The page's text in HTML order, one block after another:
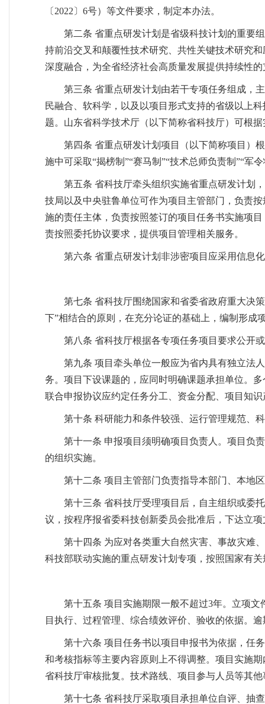
〔2022〕6号）等文件要求，制定本办法。
第二条 省重点研发计划是省级科技计划的重要
持前沿交叉和颠覆性技术研究、共性关键技术研究
深度融合，为全省经济社会高质量发展提供持续性
第三条 省重点研发计划由若干专项任务组成，
民融合、软科学，以及以项目形式支持的省级以上
题。山东省科学技术厅（以下简称省科技厅）可根
第四条 省重点研发计划项目（以下简称项目）
施中可采取“揭榜制”“赛马制”“技术总师负责制”“军
第五条 省科技厅牵头组织实施省重点研发计划
技局以及中央驻鲁单位可作为项目主管部门，负责
施的责任主体，负责按照签订的项目任务书实施项
责按照委托协议要求，提供项目管理相关服务。
第六条 省重点研发计划非涉密项目应采用信息
第七条 省科技厅围绕国家和省委省政府重大决
下”相结合的原则，在充分论证的基础上，编制形成
第八条 省科技厅根据各专项任务项目要求公开
第九条 项目牵头单位一般应为省内具有独立法
务。项目下设课题的，应同时明确课题承担单位。
联合申报协议应约定任务分工、资金分配、项目知
第十条 科研能力和条件较强、运行管理规范、
第十一条 申报项目须明确项目负责人。项目负
的组织实施。
第十二条 项目主管部门负责指导本部门、本地
第十三条 省科技厅受理项目后，自主组织或委
议，按程序报省委科技创新委员会批准后，下达立
第十四条 为应对各类重大自然灾害、事故灾难
科技部联动实施的重点研发计划专项，按照国家有
第十五条 项目实施期限一般不超过3年。立项
目执行、过程管理、综合绩效评价、验收的依据。
第十六条 项目任务书以项目申报书为依据，任
和考核指标等主要内容原则上不得调整。项目实施
省科技厅审核批复。技术路线、项目参与人员等其
第十七条 省科技厅采取项目承担单位自评、抽